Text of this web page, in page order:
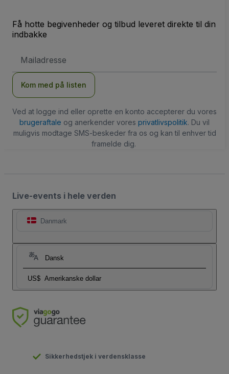
Få hotte begivenheder og tilbud leveret direkte til din
indbakke
adresse
Kom med på listen
Ved at logge ind eller oprette en konto accepterer du vores
brugeraftale og anerkender vores privatlivspolitik. Du vil
muligvis modtage SMS-beskeder fra os og kan til enhver tid
framelde dig.
Live-events i hele verden
Danmark
Dansk
US$ Amerikanske dollar
Sikkerhedstjek i verdensklasse